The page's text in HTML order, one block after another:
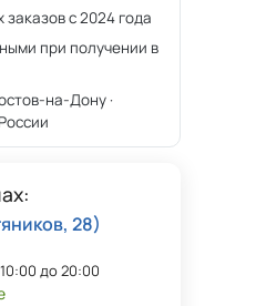
с 2024 года
при получении в
на-Дону ·
28)
до 20:00